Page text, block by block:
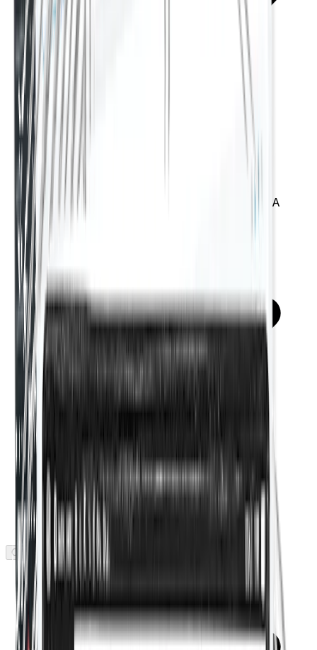
Inclut un bonus mensuel de 1,000K crédits IA
d'essai
3,5x plus de capacité, ~750k mots
Domaine sous licence x 3
Coming soon